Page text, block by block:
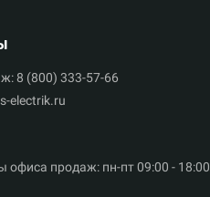
8 (800) 333-57-66
electrik.ru
офиса продаж: пн-пт 09:00 - 18:00